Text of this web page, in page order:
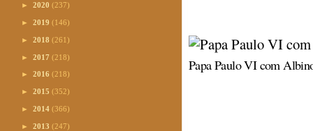
► 2020 (237)
► 2019 (146)
► 2018 (261)
► 2017 (218)
► 2016 (218)
► 2015 (352)
► 2014 (366)
► 2013 (247)
Papa Paulo VI com